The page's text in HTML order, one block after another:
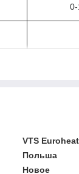
VTS Euroheat
Польша
Новое